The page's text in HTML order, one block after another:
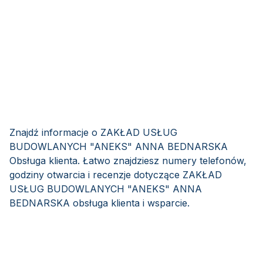
Znajdź informacje o ZAKŁAD USŁUG
BUDOWLANYCH "ANEKS" ANNA BEDNARSKA
Obsługa klienta. Łatwo znajdziesz numery telefonów,
godziny otwarcia i recenzje dotyczące ZAKŁAD
USŁUG BUDOWLANYCH "ANEKS" ANNA
BEDNARSKA obsługa klienta i wsparcie.